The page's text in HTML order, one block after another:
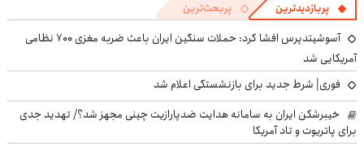
پربازدیدترین پربحث‌ترین
آسوشیتدپرس افشا کرد: حملات سنگین ایران باعث ضربه مغزی ۷۰۰ نظامی
آمریکایی شد
فوری| شرط جدید برای بازنشستگی اعلام شد
خیبرشکن ایران به سامانه هدایت ضدپارازیت چینی مجهز شد؟/ تهدید جدی
برای پاتریوت و تاد آمریکا